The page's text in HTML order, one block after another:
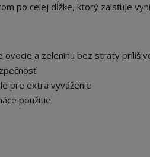
po celej dĺžke, ktorý zaisťuje
ovocie a zeleninu bez straty príliš
pre extra vyváženie
použitie